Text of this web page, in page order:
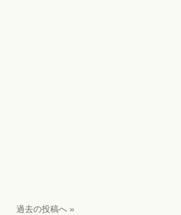
過去の投稿へ »